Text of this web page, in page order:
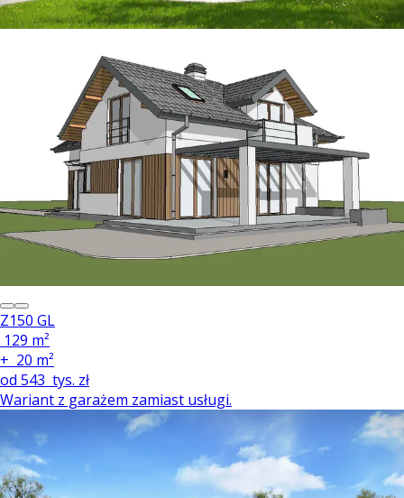
Z150 GL
129 m²
+ 20 m²
od 543 tys. zł
Wariant z garażem zamiast usługi.